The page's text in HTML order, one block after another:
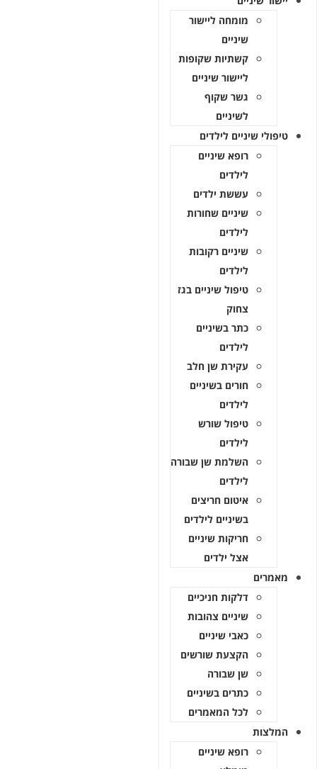
מומחה ליישור
שיניים
קשתיות שקופות
ליישור שיניים
גשר שקוף
לשיניים
טיפולי שיניים לילדים
רופא שיניים
לילדים
עששת ילדים
שיניים שחורות
לילדים
שיניים רקובות
לילדים
טיפול שיניים בגז
צחוק
כתר בשיניים
לילדים
עקירת שן חלב
חורים בשיניים
לילדים
טיפול שורש
לילדים
השלמת שן שבורה
לילדים
איטום חריצים
בשיניים לילדים
חריקות שיניים
אצל ילדים
מאמרים
דלקות חניכיים
שיניים צהובות
כאבי שיניים
הקצעת שורשים
שן שבורה
כתרים בשיניים
לכל המאמרים
המלצות
רופא שיניים